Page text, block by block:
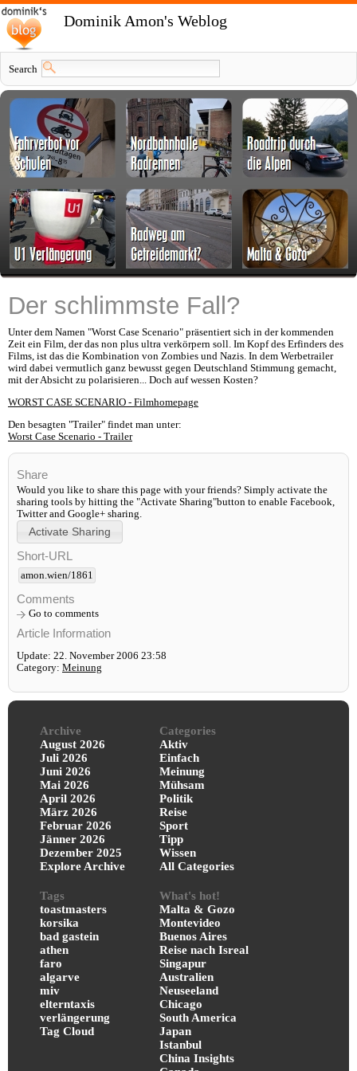
Dominik Amon's Weblog
Search
Der schlimmste Fall?
Unter dem Namen "Worst Case Scenario" präsentiert sich in der kommenden
Zeit ein Film, der das non plus ultra verkörpern soll. Im Kopf des Erfinders des
Films, ist das die Kombination von Zombies und Nazis. In dem Werbetrailer
wird dabei vermutlich ganz bewusst gegen Deutschland Stimmung gemacht,
mit der Absicht zu polarisieren... Doch auf wessen Kosten?
WORST CASE SCENARIO - Filmhomepage
Den besagten "Trailer" findet man unter:
Worst Case Scenario - Trailer
Share
Would you like to share this page with your friends? Simply activate the
sharing tools by hitting the "Activate Sharing"button to enable Facebook,
Twitter and Google+ sharing.
Short-URL
amon.wien/1861
Comments
Go to comments
Article Information
Update: 22. November 2006 23:58
Category: Meinung
Archive
August 2026
Juli 2026
Juni 2026
Mai 2026
April 2026
März 2026
Februar 2026
Jänner 2026
Dezember 2025
Explore Archive
Categories
Aktiv
Einfach
Meinung
Mühsam
Politik
Reise
Sport
Tipp
Wissen
All Categories
Tags
toastmasters
korsika
bad gastein
athen
faro
algarve
miv
elterntaxis
verlängerung
Tag Cloud
What's hot!
Malta & Gozo
Montevideo
Buenos Aires
Reise nach Isreal
Singapur
Australien
Neuseeland
Chicago
South America
Japan
Istanbul
China Insights